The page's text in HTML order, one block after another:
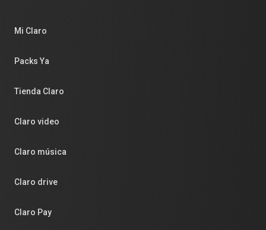
Mi Claro
Packs Ya
Tienda Claro
Claro video
Claro música
Claro drive
Claro Pay